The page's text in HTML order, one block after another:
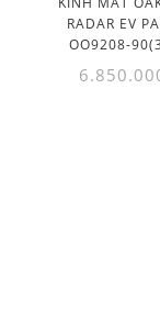
RADAR EV
OO9208-